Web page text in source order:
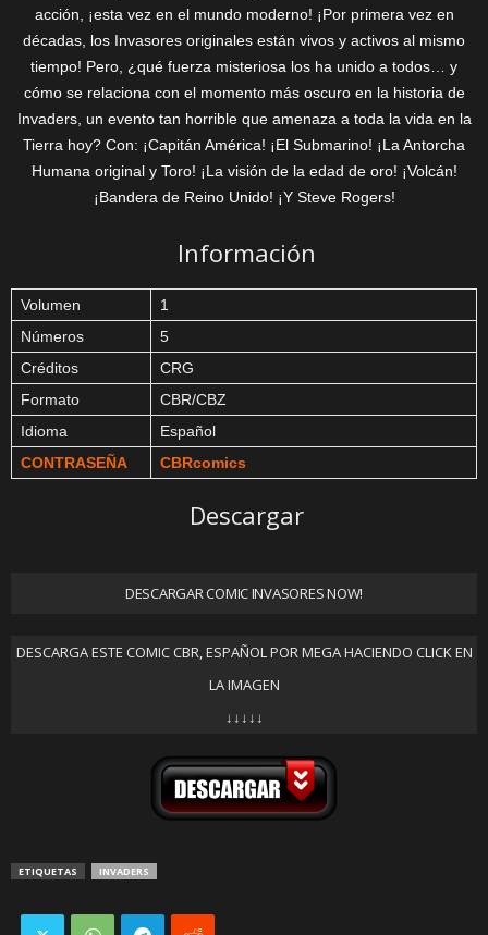
acción, ¡esta vez en el mundo moderno! ¡Por primera vez en
décadas, los Invasores originales están vivos y activos al mismo
tiempo! Pero, ¿qué fuerza misteriosa los ha unido a todos… y
cómo se relaciona con el momento más oscuro en la historia de
Invaders, un evento tan horrible que amenaza a toda la vida en la
Tierra hoy? Con: ¡Capitán América! ¡El Submarino! ¡La Antorcha
Humana original y Toro! ¡La visión de la edad de oro! ¡Volcán!
¡Bandera de Reino Unido! ¡Y Steve Rogers!
Información
Volumen
1
Números
5
Créditos
CRG
Formato
CBR/CBZ
Idioma
Español
CONTRASEÑA
CBRcomics
Descargar
DESCARGAR COMIC INVASORES NOW!
DESCARGA ESTE COMIC CBR, ESPAÑOL POR MEGA HACIENDO CLICK EN
LA IMAGEN
↓↓↓↓↓
ETIQUETAS INVADERS